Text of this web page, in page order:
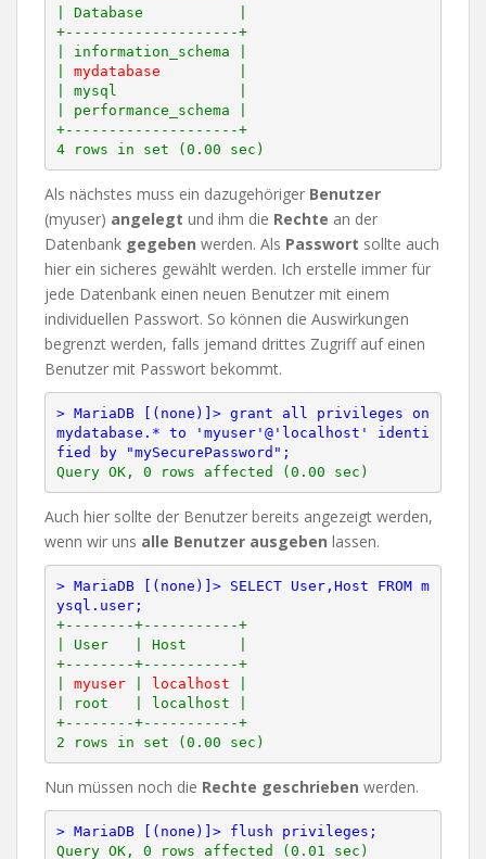
| Database           |
+--------------------+
| information_schema |
mydatabase
| mysql              |
| performance_schema |
+--------------------+
Als nächstes muss ein dazugehöriger Benutzer
(myuser) angelegt und ihm die Rechte an der
Datenbank gegeben werden. Als Passwort sollte auch
hier ein sicheres gewählt werden. Ich erstelle immer für
jede Datenbank einen neuen Benutzer mit einem
individuellen Passwort. So können die Auswirkungen
begrenzt werden, falls jemand drittes Zugriff auf einen
Benutzer mit Passwort bekommt.
> MariaDB [(none)]> grant all privileges on
mydatabase.* to 'myuser'@'localhost' identi
fied by "mySecurePassword";
Auch hier sollte der Benutzer bereits angezeigt werden,
wenn wir uns alle Benutzer ausgeben lassen.
> MariaDB [(none)]> SELECT User,Host FROM m
ysql.user;
+--------+-----------+
| User   | Host      |
+--------+-----------+
myuser | localhost
| root   | localhost |
+--------+-----------+
2 rows in set (0.00 sec)
Nun müssen noch die Rechte geschrieben werden.
> MariaDB [(none)]> flush privileges;